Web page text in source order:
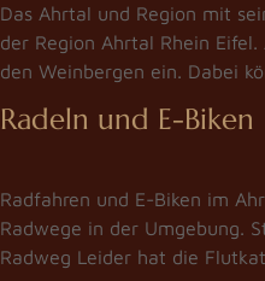
Das Ahrtal und Region mit
der Region Ahrtal Rhein
den Weinbergen ein. Dabei
Radeln und E-Biken
Radfahren und E-Biken im
Radwege in der Umgebung.
Radweg Leider hat die